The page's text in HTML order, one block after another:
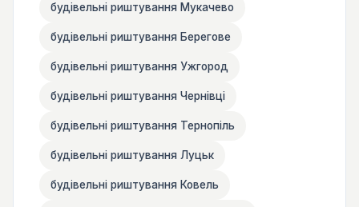
будівельні риштування Мукачево
будівельні риштування Берегове
будівельні риштування Ужгород
будівельні риштування Чернівці
будівельні риштування Тернопіль
будівельні риштування Луцьк
будівельні риштування Ковель